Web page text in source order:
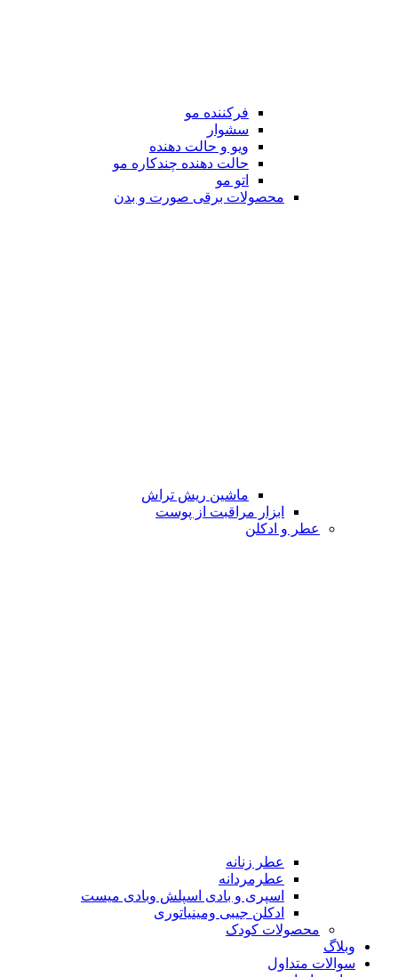
فرکننده مو
سشوار
ویو و حالت دهنده
حالت دهنده چندکاره مو
اتو مو
محصولات برقی صورت و بدن
ماشین ریش تراش
ابزار مراقبت از پوست
عطر و ادکلن
عطر زنانه
عطرمردانه
اسپری و بادی اسپلش وبادی میست
ادکلن جیبی ومینیاتوری
محصولات کودک
وبلاگ
سوالات متداول